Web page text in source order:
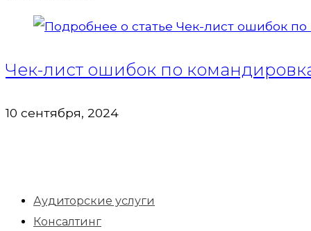
Чек-лист ошибок по
10 сентября, 2024
Аудиторские услуги
Консалтинг